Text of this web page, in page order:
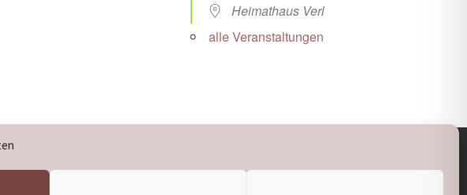
Heimathaus Verl
alle Veranstaltungen